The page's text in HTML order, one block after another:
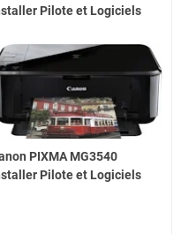
Pilote et Logiciels
PIXMA MG3540
Pilote et Logiciels